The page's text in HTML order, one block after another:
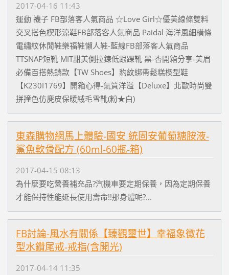
2017-04-16 11:43
運動 襪子 FB部落客人氣商品 ☆Love Girl☆優美線條雙料
交叉搭色楔形涼鞋FB部落客人氣商品 Paidal 海洋風細橫條
電繡紋休閒鞋樂福鞋懶人鞋-藍線FB部落客人氣商品
TTSNAP短靴 MIT甜美側拉鍊低跟踝靴 黑-杏開箱分享-美眉
必備百搭熱銷款【TW Shoes】豹紋綁帶鬆糕楔型鞋
【K230I1769】開箱心得-氣質洋溢【Deluxe】北歐時尚雙
拼撞色仿麂皮保暖絨毛雪靴(粉★白)
東森購物網馬上體驗-國安 統固安葡萄糖胺液-
鯊魚軟骨配方 (60ml-60瓶-箱)
2017-04-15 08:13
為什麼要吃營養補充品?汽機車要定期保養，因為定期保養
才能保持性能延長使用壽命!!那身體呢?...
FB討論-風水有關係【臻觀璽世】幸福象徵花
型水鑽尾戒-戒指(含開光)
2017-04-14 11:35